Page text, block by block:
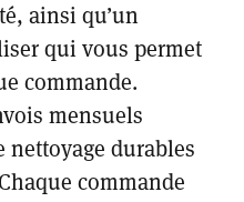
ainsi qu’un
qui vous permet
commande.
mensuels
durables
commande